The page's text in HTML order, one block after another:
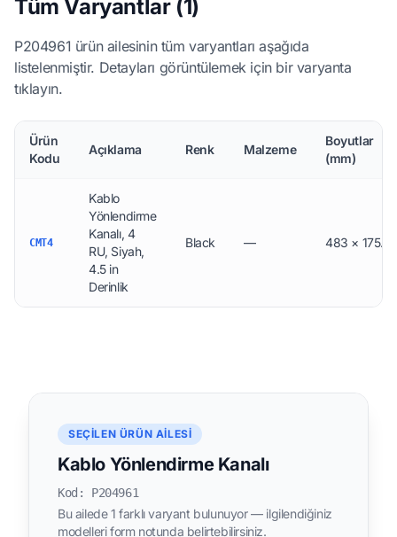
Tüm Varyantlar (1)
P204961 ürün ailesinin tüm varyantları aşağıda
listelenmiştir. Detayları görüntülemek için bir varyanta
tıklayın.
Ürün
Kodu
Açıklama Renk Malzeme
Boyutlar
(mm)
CMT4
Kablo
Yönlendirme
Kanalı, 4
RU, Siyah,
4.5 in
Derinlik
Black — 483 × 175.7
SEÇILEN ÜRÜN AILESI
Kablo Yönlendirme Kanalı
Kod: P204961
Bu ailede 1 farklı varyant bulunuyor — ilgilendiğiniz
modelleri form notunda belirtebilirsiniz.